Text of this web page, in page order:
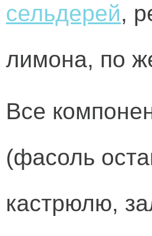
сельдерей,
лимона, по
Все
(фасоль
кастрюлю,